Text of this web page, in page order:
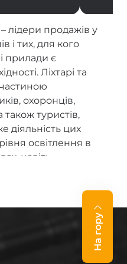
– лідери продажів у
і тих, для кого
прилади є
Ліхтарі та
охоронців,
туристів,
діяльність цих
освітлення в
навіть
– справжні «промені
надпотужного
до мініатюрного
свою роботу.
високою
На гору